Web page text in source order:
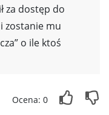
za dostęp do
zostanie mu
o ile ktoś
Ocena: 0